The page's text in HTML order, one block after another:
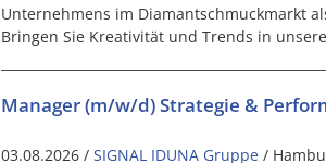
Unternehmens im Diamantschmuckmarkt
Bringen Sie Kreativität und Trends in
Manager (m/w/d) Strategie &
03.08.2026 / SIGNAL IDUNA Gruppe /